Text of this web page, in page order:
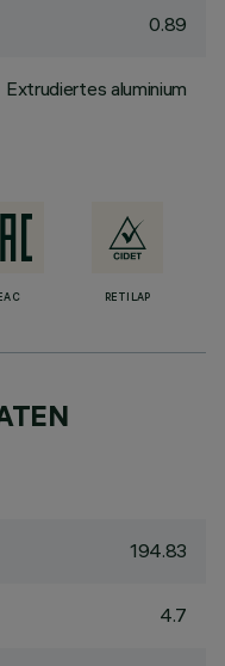
0.89
Extrudiertes aluminium
RETILAP
194.83
4.7